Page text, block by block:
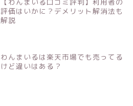
評価はいかに？デメリット解消法も
解説
わんまいるは楽天市場でも売ってる
けど違いはある？